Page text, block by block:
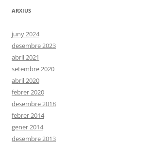
ARXIUS
juny 2024
desembre 2023
abril 2021
setembre 2020
abril 2020
febrer 2020
desembre 2018
febrer 2014
gener 2014
desembre 2013